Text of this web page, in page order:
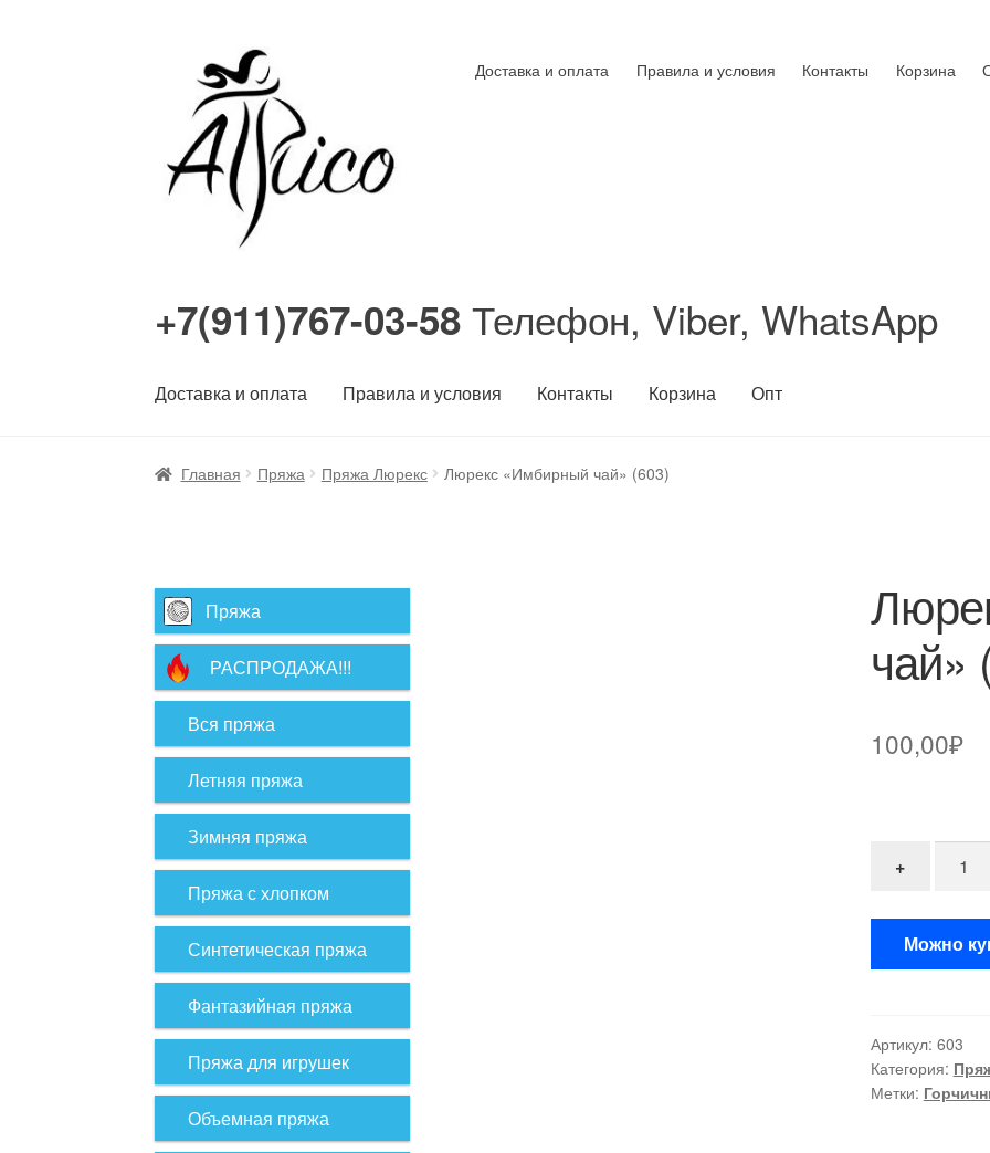
Перейти
навигации
Перейти
содержимому
Доставка и оплата Правила и условия Контакты Корзина
+7(911)767-03-58 Телефон, Viber, WhatsApp
Доставка и оплата Правила и условия Контакты Корзина Опт
Главная Пряжа Пряжа Люрекс Люрекс «Имбирный чай» (603)
чай»
100,00₽
+
Можно
Артикул: 603
Категория:
Метки:
Пряжа
РАСПРОДАЖА!!!
Вся пряжа
Летняя пряжа
Зимняя пряжа
Пряжа с хлопком
Синтетическая пряжа
Фантазийная пряжа
Пряжа для игрушек
Объемная пряжа